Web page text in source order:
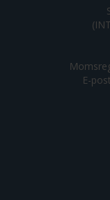
E-post